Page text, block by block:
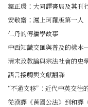
鄒正環：大同譯書局及其刊
安敬齋：滬上珂羅版第一人
仁丹的傳播學故事
中西知識交匯與普及的樣
清末政教論與宗法社會的史
語言接觸與文獻翻譯
“不通文移”：近代中英交往
從漢譯《萬國公法》到和